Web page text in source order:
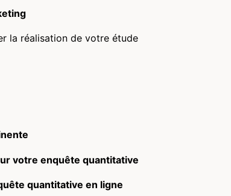
la réalisation de votre étude
votre enquête quantitative
quantitative en ligne